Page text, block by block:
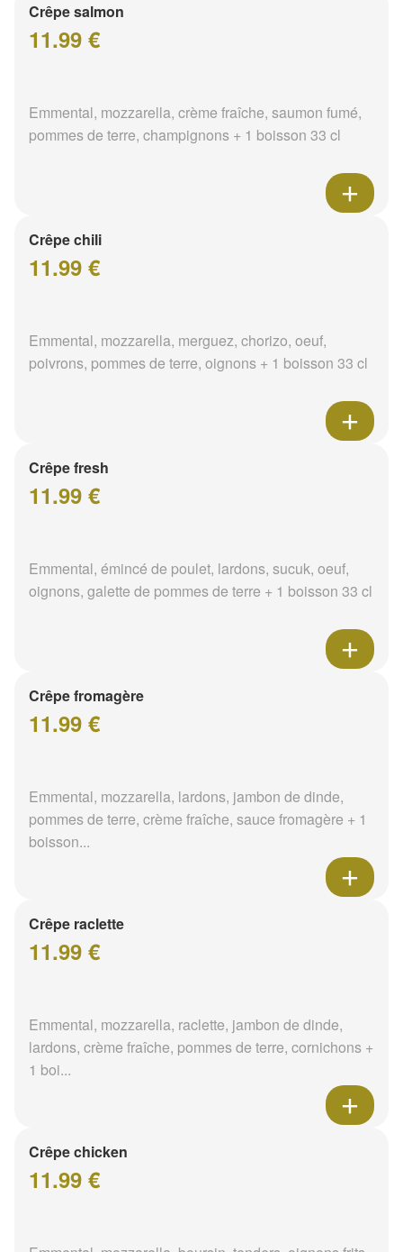
Crêpe salmon
11.99 €
Emmental, mozzarella, crème fraîche, saumon fumé,
pommes de terre, champignons + 1 boisson 33 cl
Crêpe chili
11.99 €
Emmental, mozzarella, merguez, chorizo, oeuf,
poivrons, pommes de terre, oignons + 1 boisson 33 cl
Crêpe fresh
11.99 €
Emmental, émincé de poulet, lardons, sucuk, oeuf,
oignons, galette de pommes de terre + 1 boisson 33 cl
Crêpe fromagère
11.99 €
Emmental, mozzarella, lardons, jambon de dinde,
pommes de terre, crème fraîche, sauce fromagère + 1
boisson...
Crêpe raclette
11.99 €
Emmental, mozzarella, raclette, jambon de dinde,
lardons, crème fraîche, pommes de terre, cornichons +
1 boi...
Crêpe chicken
11.99 €